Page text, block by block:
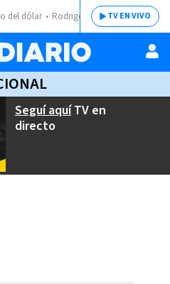
del dólar Rodrigo ChavesTV EN VIVO
Seguí aquíTV en
directo